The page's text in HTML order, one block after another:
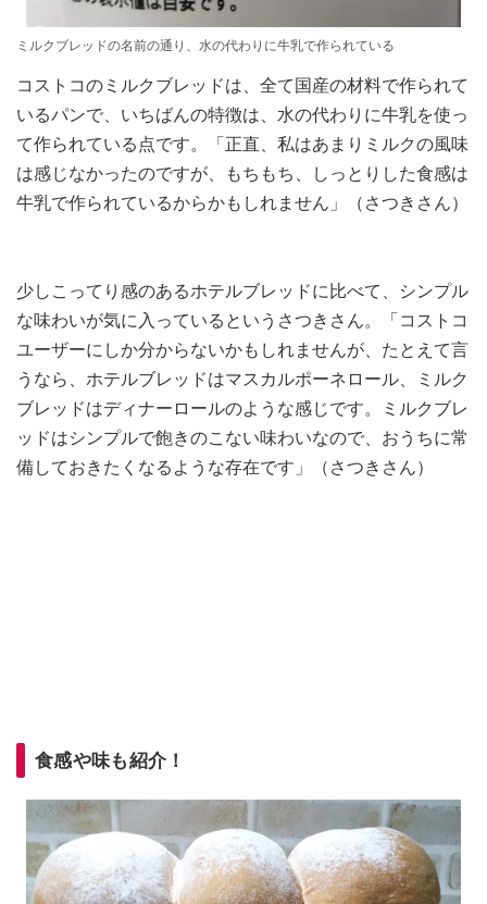
ミルクブレッドの名前の通り、水の代わりに牛乳で作られている
コストコのミルクブレッドは、全て国産の材料で作られて
いるパンで、いちばんの特徴は、水の代わりに牛乳を使っ
て作られている点です。「正直、私はあまりミルクの風味
は感じなかったのですが、もちもち、しっとりした食感は
牛乳で作られているからかもしれません」（さつきさん）
少しこってり感のあるホテルブレッドに比べて、シンプル
な味わいが気に入っているというさつきさん。「コストコ
ユーザーにしか分からないかもしれませんが、たとえて言
うなら、ホテルブレッドはマスカルポーネロール、ミルク
ブレッドはディナーロールのような感じです。ミルクブレ
ッドはシンプルで飽きのこない味わいなので、おうちに常
備しておきたくなるような存在です」（さつきさん）
食感や味も紹介！